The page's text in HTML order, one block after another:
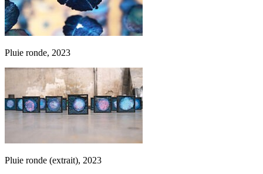
Pluie ronde, 2023
Pluie ronde (extrait), 2023